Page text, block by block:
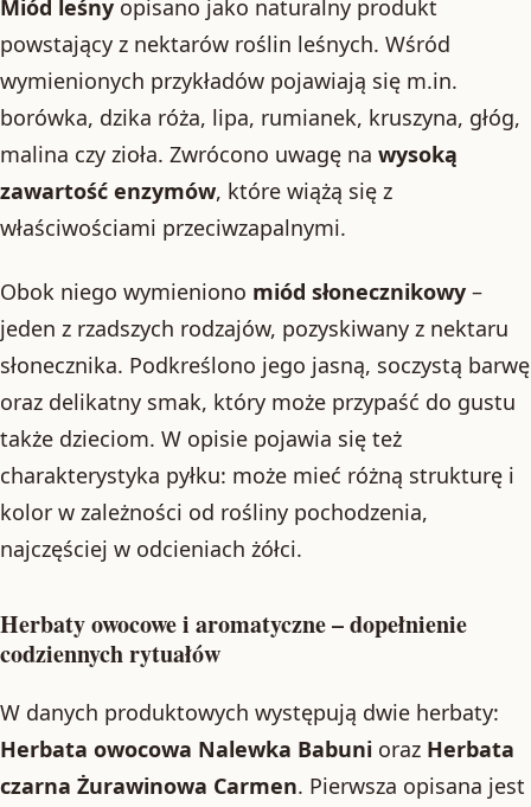
Miód leśny opisano jako naturalny produkt
powstający z nektarów roślin leśnych. Wśród
wymienionych przykładów pojawiają się m.in.
borówka, dzika róża, lipa, rumianek, kruszyna, głóg,
malina czy zioła. Zwrócono uwagę na wysoką
zawartość enzymów, które wiążą się z
właściwościami przeciwzapalnymi.
Obok niego wymieniono miód słonecznikowy –
jeden z rzadszych rodzajów, pozyskiwany z nektaru
słonecznika. Podkreślono jego jasną, soczystą barwę
oraz delikatny smak, który może przypaść do gustu
także dzieciom. W opisie pojawia się też
charakterystyka pyłku: może mieć różną strukturę i
kolor w zależności od rośliny pochodzenia,
najczęściej w odcieniach żółci.
Herbaty owocowe i aromatyczne – dopełnienie
codziennych rytuałów
W danych produktowych występują dwie herbaty:
Herbata owocowa Nalewka Babuni oraz Herbata
czarna Żurawinowa Carmen. Pierwsza opisana jest